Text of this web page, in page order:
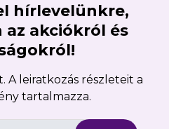
hírlevelünkre,
az akciókról és
A leiratkozás részleteit a
tartalmazza.